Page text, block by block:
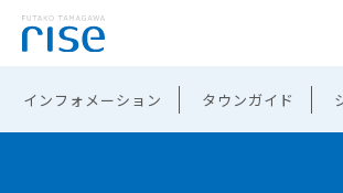
インフォメーション タウンガイド